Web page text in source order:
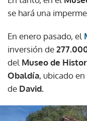
se hará una
En enero pasado, el
inversión de
del Museo de
Obaldía, ubicado
de David.